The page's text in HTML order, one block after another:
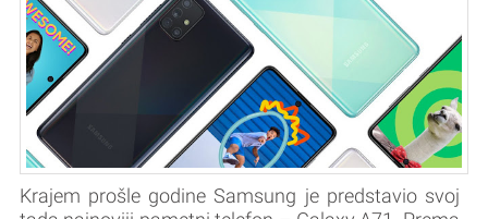
Krajem prošle godine Samsung je predstavio svoj